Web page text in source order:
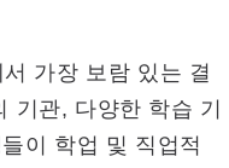
가장 보람 있는 결
기관, 다양한 학습 기
이 학업 및 직업적